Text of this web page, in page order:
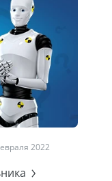
2022